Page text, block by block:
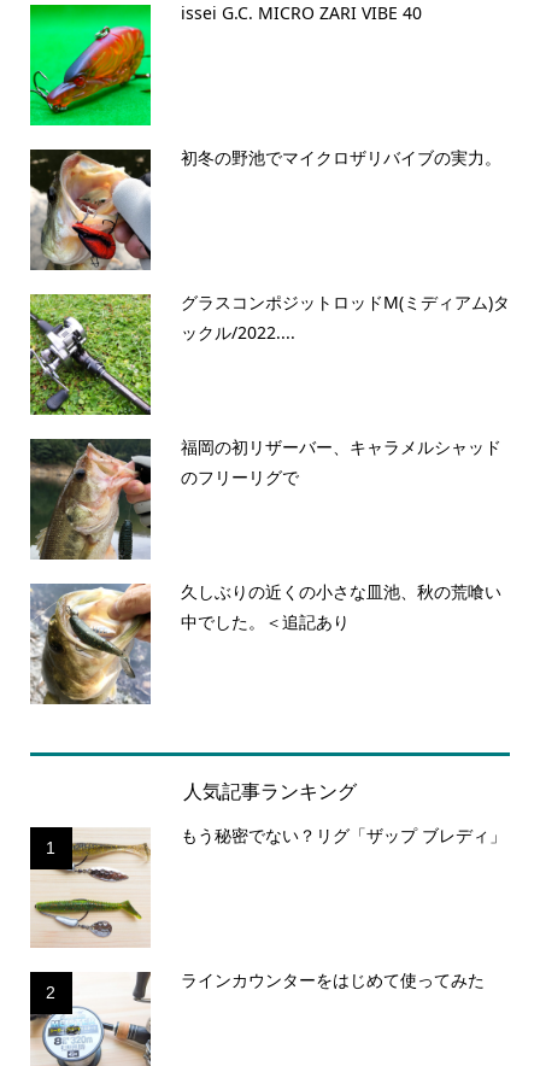
issei G.C. MICRO ZARI VIBE 40
初冬の野池でマイクロザリバイブの実力。
グラスコンポジットロッドM(ミディアム)タ
ックル/2022....
福岡の初リザーバー、キャラメルシャッド
のフリーリグで
久しぶりの近くの小さな皿池、秋の荒喰い
中でした。＜追記あり
人気記事ランキング
1
もう秘密でない？リグ「ザップ ブレディ」
2
ラインカウンターをはじめて使ってみた